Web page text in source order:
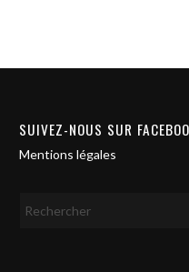
SUIVEZ-NOUS SUR
Mentions légales